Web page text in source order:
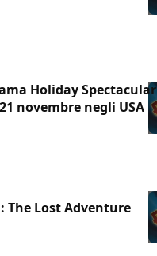
Holiday Spectacular
novembre negli USA
The Lost Adventure